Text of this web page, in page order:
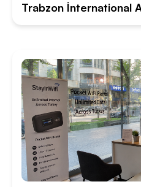
Trabzon İnternational